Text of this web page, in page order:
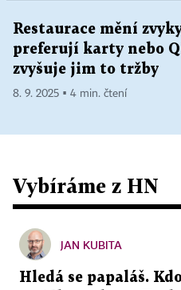
Restaurace mění
preferují karty nebo
zvyšuje jim to tržby
8. 9. 2025 ▪ 4 min. čtení
Vybíráme z HN
JAN KUBITA
Hledá se papaláš.